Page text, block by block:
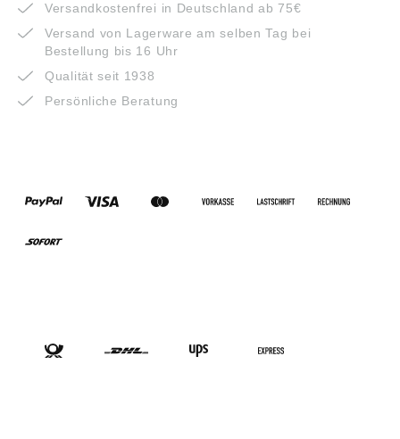
Versandkostenfrei in Deutschland ab 75€
Versand von Lagerware am selben Tag bei
Bestellung bis 16 Uhr
Qualität seit 1938
Persönliche Beratung